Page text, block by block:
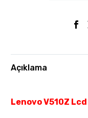
Açıklama
Lenovo V510Z